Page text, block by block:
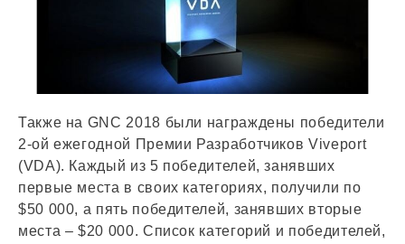
Также на GNC 2018 были награждены победители
2-ой ежегодной Премии Разработчиков Viveport
(VDA). Каждый из 5 победителей, занявших
первые места в своих категориях, получили по
$50 000, а пять победителей, занявших вторые
места – $20 000. Список категорий и победителей,